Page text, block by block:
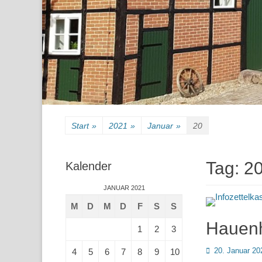
Start » 2021 » Januar » 20
Tag:
Posted
20. Januar
Kalender
JANUAR 2021
M D M D F S S
1 2 3
4 5 6 7 8 9 10